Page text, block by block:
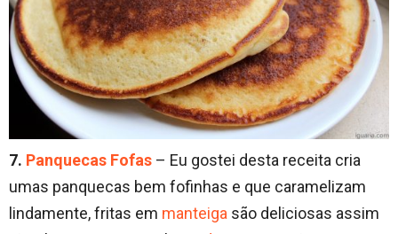
7. Panquecas Fofas – Eu gostei desta receita cria
umas panquecas bem fofinhas e que caramelizam
lindamente, fritas em manteiga são deliciosas assim